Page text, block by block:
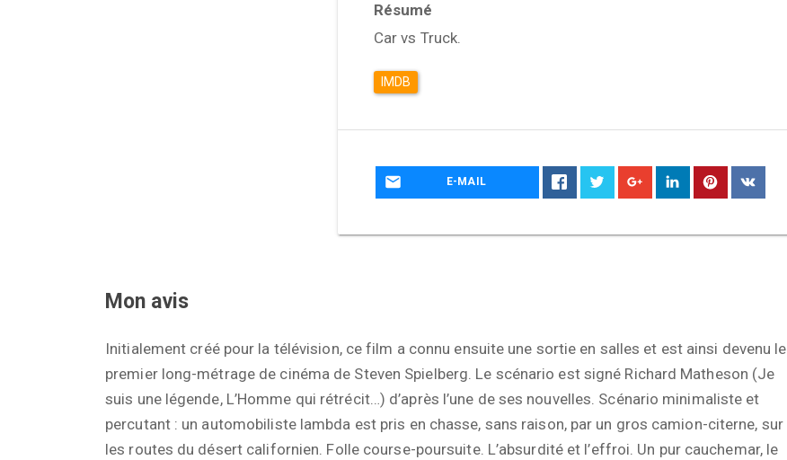
Résumé
Car vs Truck.
IMDB
E-MAIL
Mon avis
Initialement créé pour la télévision, ce film a connu ensuite une sortie en salles et est ainsi devenu le
premier long-métrage de cinéma de Steven Spielberg. Le scénario est signé Richard Matheson (Je
suis une légende, L’Homme qui rétrécit…) d’après l’une de ses nouvelles. Scénario minimaliste et
percutant : un automobiliste lambda est pris en chasse, sans raison, par un gros camion-citerne, sur
les routes du désert californien. Folle course-poursuite. L’absurdité et l’effroi. Un pur cauchemar, le